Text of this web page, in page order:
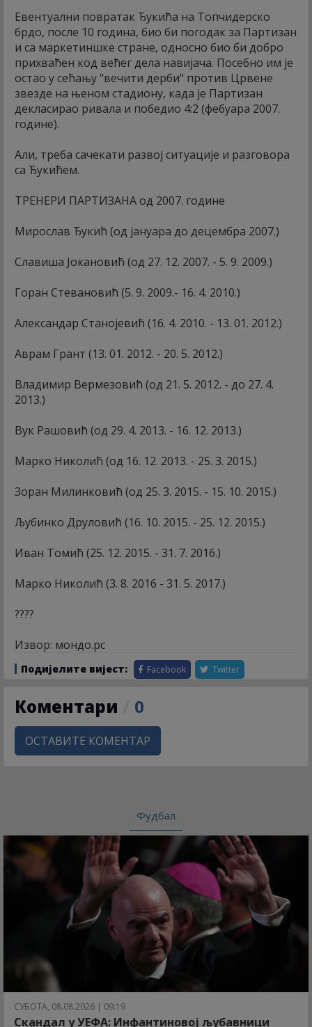
Евентуални повратак Ђукића на Топчидерско
брдо, после 10 година, био би погодак за Партизан
и са маркетиншке стране, односно био би добро
прихваћен код већег дела навијача. Посебно им је
остао у сећању "вечити дерби" против Црвене
звезде на њеном стадиону, када је Партизан
декласирао ривала и победио 4:2 (фебуара 2007.
године).
Али, треба сачекати развој ситуације и разговора
са Ђукићем.
ТРЕНЕРИ ПАРТИЗАНА од 2007. године
Мирослав Ђукић (од јануара до децембра 2007.)
Славиша Јокановић (од 27. 12. 2007. - 5. 9. 2009.)
Горан Стевановић (5. 9. 2009.- 16. 4. 2010.)
Александар Станојевић (16. 4. 2010. - 13. 01. 2012.)
Аврам Грант (13. 01. 2012. - 20. 5. 2012.)
Владимир Вермезовић (од 21. 5. 2012. - до 27. 4.
2013.)
Вук Рашовић (од 29. 4. 2013. - 16. 12. 2013.)
Марко Николић (од 16. 12. 2013. - 25. 3. 2015.)
Зоран Милинковић (од 25. 3. 2015. - 15. 10. 2015.)
Љубинко Друловић (16. 10. 2015. - 25. 12. 2015.)
Иван Томић (25. 12. 2015. - 31. 7. 2016.)
Марко Николић (3. 8. 2016 - 31. 5. 2017.)
????
Извор: мондо.рс
Подијелите вијест: Facebook Twitter
Коментари 0
ОСТАВИТЕ КОМЕНТАР
Фудбал
СУБОТА, 08.08.2026 | 09:19
Скандал у УЕФА: Инфантиновој љубавници